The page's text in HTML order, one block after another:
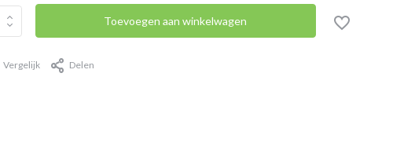
Toevoegen aan winkelwagen
Vergelijk Delen